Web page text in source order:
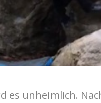
es unheimlich.